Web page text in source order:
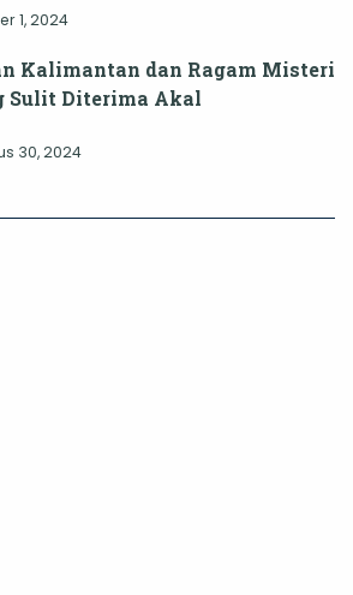
1, 2024
Kalimantan dan Ragam Misteri
Sulit Diterima Akal
30, 2024